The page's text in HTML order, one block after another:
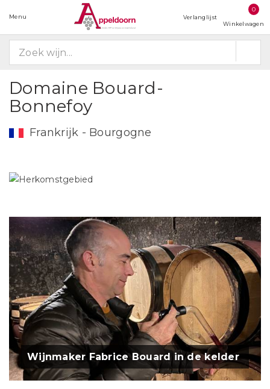
Menu Verlanglijst
0
Winkelwagen
Domaine Bouard-
Bonnefoy
Frankrijk - Bourgogne
Wijnmaker Fabrice Bouard in de kelder